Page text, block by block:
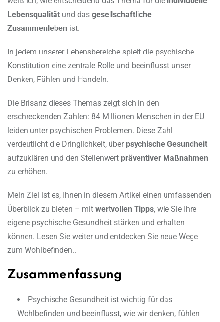
Lebensqualität und das gesellschaftliche
Zusammenleben ist.
In jedem unserer Lebensbereiche spielt die psychische
Konstitution eine zentrale Rolle und beeinflusst unser
Denken, Fühlen und Handeln.
Die Brisanz dieses Themas zeigt sich in den
erschreckenden Zahlen: 84 Millionen Menschen in der EU
leiden unter psychischen Problemen. Diese Zahl
verdeutlicht die Dringlichkeit, über psychische Gesundheit
aufzuklären und den Stellenwert präventiver Maßnahmen
zu erhöhen.
Mein Ziel ist es, Ihnen in diesem Artikel einen umfassenden
Überblick zu bieten – mit wertvollen Tipps, wie Sie Ihre
eigene psychische Gesundheit stärken und erhalten
können. Lesen Sie weiter und entdecken Sie neue Wege
zum Wohlbefinden..
Zusammenfassung
Psychische Gesundheit ist wichtig für das
Wohlbefinden und beeinflusst, wie wir denken, fühlen